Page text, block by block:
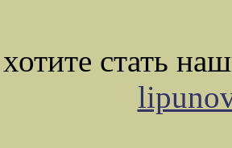
стать